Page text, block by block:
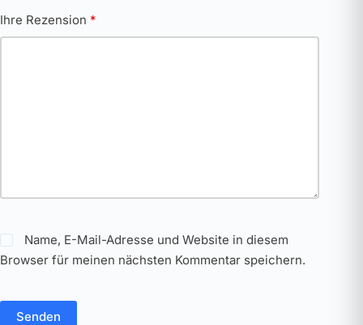
Ihre Rezension *
Name, E-Mail-Adresse und Website in diesem
Browser für meinen nächsten Kommentar speichern.
Senden